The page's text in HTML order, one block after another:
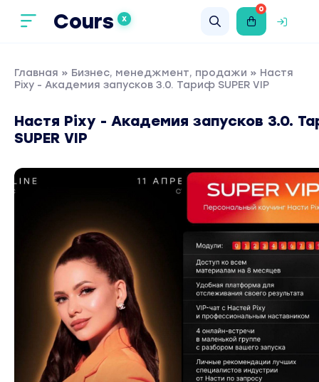
Cours X
0
Главная » Бизнес, менеджмент, продажи » Настя
Pixy - Академия запусков 3.0. Тариф SUPER VIP
Настя Pixy - Академия запусков 3.0.
SUPER VIP